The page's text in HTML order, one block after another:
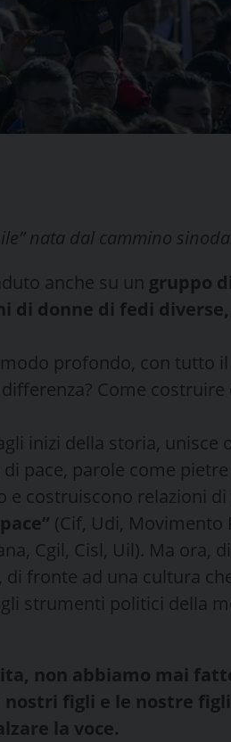
nata dal cammino
anche su un gruppo
di donne di fedi
profondo, con tutto
Come
inizi della storia, unisce
pace, parole come
e costruiscono relazioni
(Cif, Udi, Movimento
Cgil, Cisl, Uil). Ma ora,
fronte ad una cultura
strumenti politici della
non abbiamo mai
figli e le nostre
la voce.